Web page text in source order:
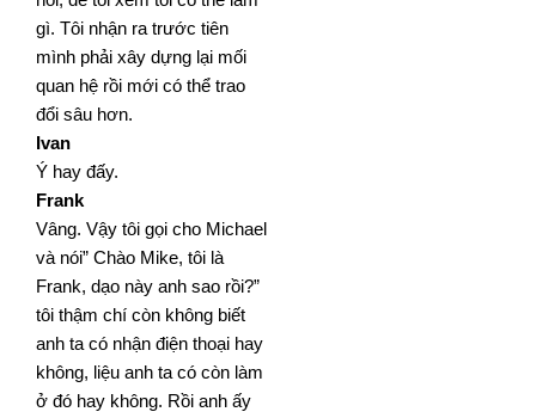
gì. Tôi nhận ra trước tiên
mình phải xây dựng lại mối
quan hệ rồi mới có thể trao
đổi sâu hơn.
Ivan
Ý hay đấy.
Frank
Vâng. Vậy tôi gọi cho Michael
và nói” Chào Mike, tôi là
Frank, dạo này anh sao rồi?”
tôi thậm chí còn không biết
anh ta có nhận điện thoại hay
không, liệu anh ta có còn làm
ở đó hay không. Rồi anh ấy